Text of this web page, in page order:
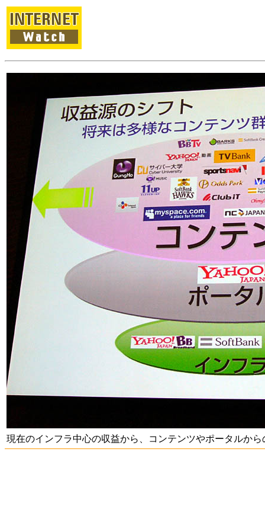
現在のインフラ中心の収益から、コンテンツやポータルか